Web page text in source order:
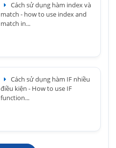
Cách sử dụng hàm index và
match - how to use index and
match in...
Cách sử dụng hàm IF nhiều
điều kiện - How to use IF
function...